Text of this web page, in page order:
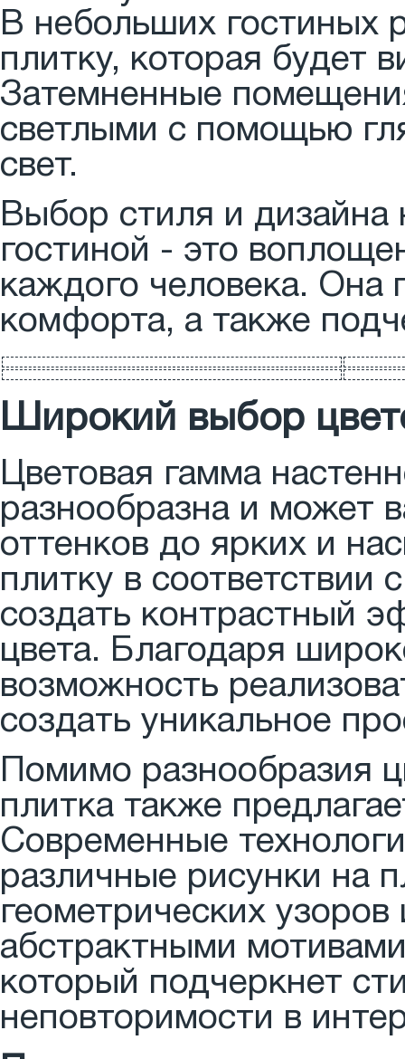
В небольших гостиных
плитку, которая будет
Затемненные
светлыми с помощью
свет.
Выбор стиля и дизайна
гостиной - это
каждого человека. Она
комфорта, а также
Широкий выбор
Цветовая гамма
разнообразна и может
оттенков до ярких и
плитку в соответствии
создать контрастный
цвета. Благодаря
возможность
создать уникальное
Помимо разнообразия
плитка также
Современные
различные рисунки на
геометрических
абстрактными
который подчеркнет
неповторимости в